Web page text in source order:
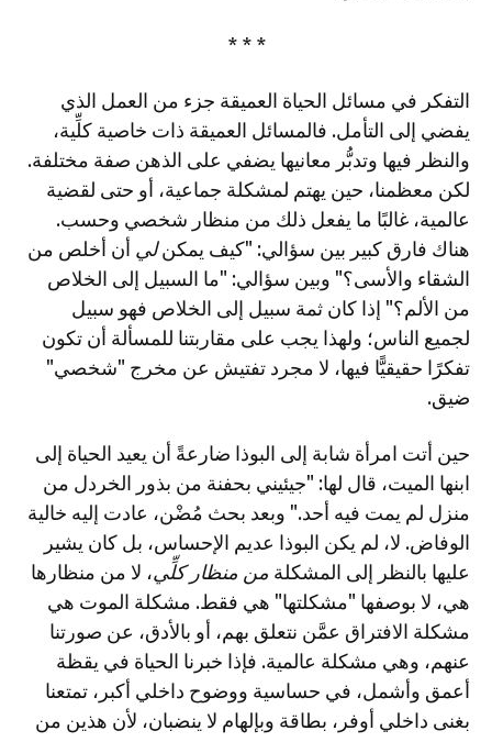
* * *
التفكر في مسائل الحياة العميقة جزء من العمل الذي
يفضي إلى التأمل. فالمسائل العميقة ذات خاصية كلِّية،
والنظر فيها وتدبُّر معانيها يضفي على الذهن صفة مختلفة.
لكن معظمنا، حين يهتم لمشكلة جماعية، أو حتى لقضية
عالمية، غالبًا ما يفعل ذلك من منظار شخصي وحسب.
هناك فارق كبير بين سؤالي: "كيف يمكنلي أن أخلص من
الشقاء والأسى؟" وبين سؤالي: "ما السبيل إلى الخلاص
من الألم؟" إذا كان ثمة سبيل إلى الخلاص فهو سبيل
لجميع الناس؛ ولهذا يجب على مقاربتنا للمسألة أن تكون
تفكرًا حقيقيًّا فيها، لا مجرد تفتيش عن مخرج "شخصي"
ضيق.
حين أتت امرأة شابة إلى البوذا ضارعةً أن يعيد الحياة إلى
ابنها الميت، قال لها: "جيئيني بحفنة من بذور الخردل من
منزل لم يمت فيه أحد." وبعد بحث مُضْن، عادت إليه خالية
الوفاض. لا، لم يكن البوذا عديم الإحساس، بل كان يشير
عليها بالنظر إلى المشكلة من منظار كلِّي، لا من منظارها
هي، لا بوصفها "مشكلتها" هي فقط. مشكلة الموت هي
مشكلة الافتراق عمَّن نتعلق بهم، أو بالأدق، عن صورتنا
عنهم، وهي مشكلة عالمية. فإذا خبرنا الحياة في يقظة
أعمق وأشمل، في حساسية ووضوح داخلي أكبر، تمتعنا
بغنى داخلي أوفر، بطاقة وبإلهام لا ينضبان، لأن هذين من